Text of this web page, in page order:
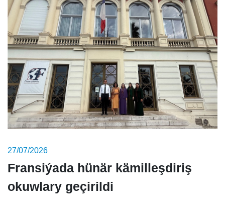
27/07/2026
Fransiýada hünär kämilleşdiriş
okuwlary geçirildi